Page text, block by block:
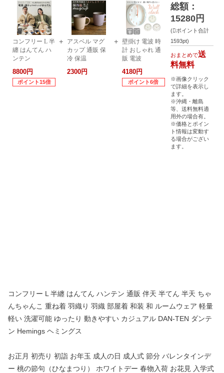
コンフリー L 半纏 はんてん ハンテン 通販 伴天 半てん 半天 ちゃ
んちゃんこ 重ね着 羽織り 羽織 部屋着 和装 和 ルームウェア 軽量
軽い 洗濯可能 ゆったり 動きやすい カジュアル DAN-TEN ダンテ
ン Hemings ヘミングス
お正月 初売り 初詣 お年玉 成人の日 成人式 節分 バレンタインデ
ー 桃の節句（ひなまつり） ホワイトデー 春物入荷 お花見 入学式